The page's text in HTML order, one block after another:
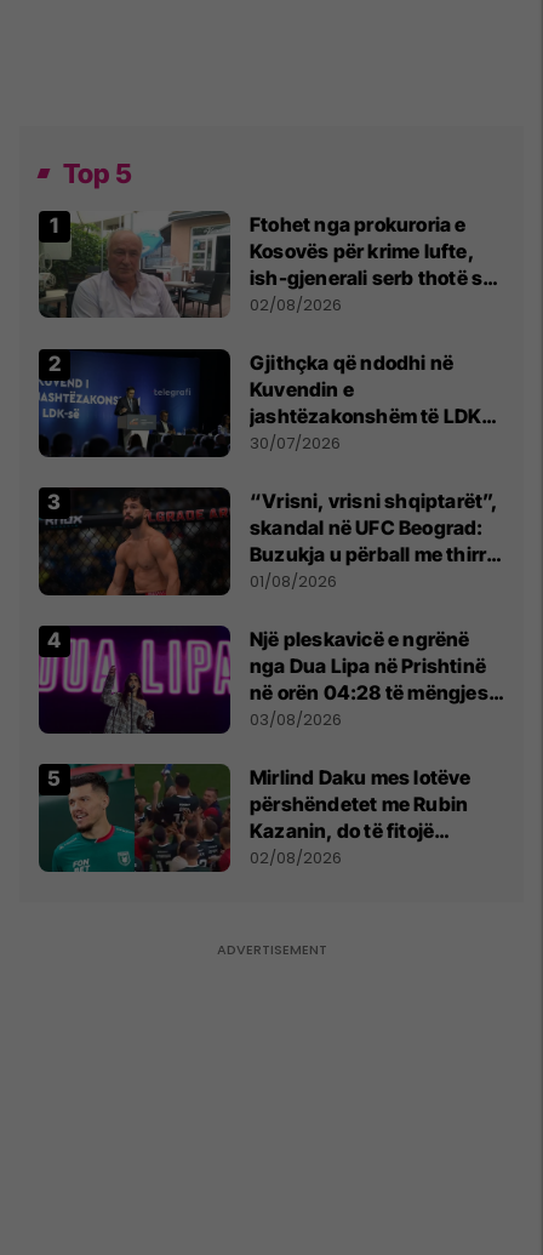
Top 5
Ftohet nga prokuroria e
Kosovës për krime lufte,
ish-gjenerali serb thotë se
dikush e tradhtoi në
02/08/2026
Gjithçka që ndodhi në
Kuvendin e
jashtëzakonshëm të LDK-
së
30/07/2026
“Vrisni, vrisni shqiptarët”,
skandal në UFC Beograd:
Buzukja u përball me thirrje
anti-shqiptare nga
01/08/2026
Një pleskavicë e ngrënë
nga Dua Lipa në Prishtinë
në orën 04:28 të mëngjesit
- dhe bota digjitale serbe
03/08/2026
Mirlind Daku mes lotëve
përshëndetet me Rubin
Kazanin, do të fitojë
miliona te Spartak Moska
02/08/2026